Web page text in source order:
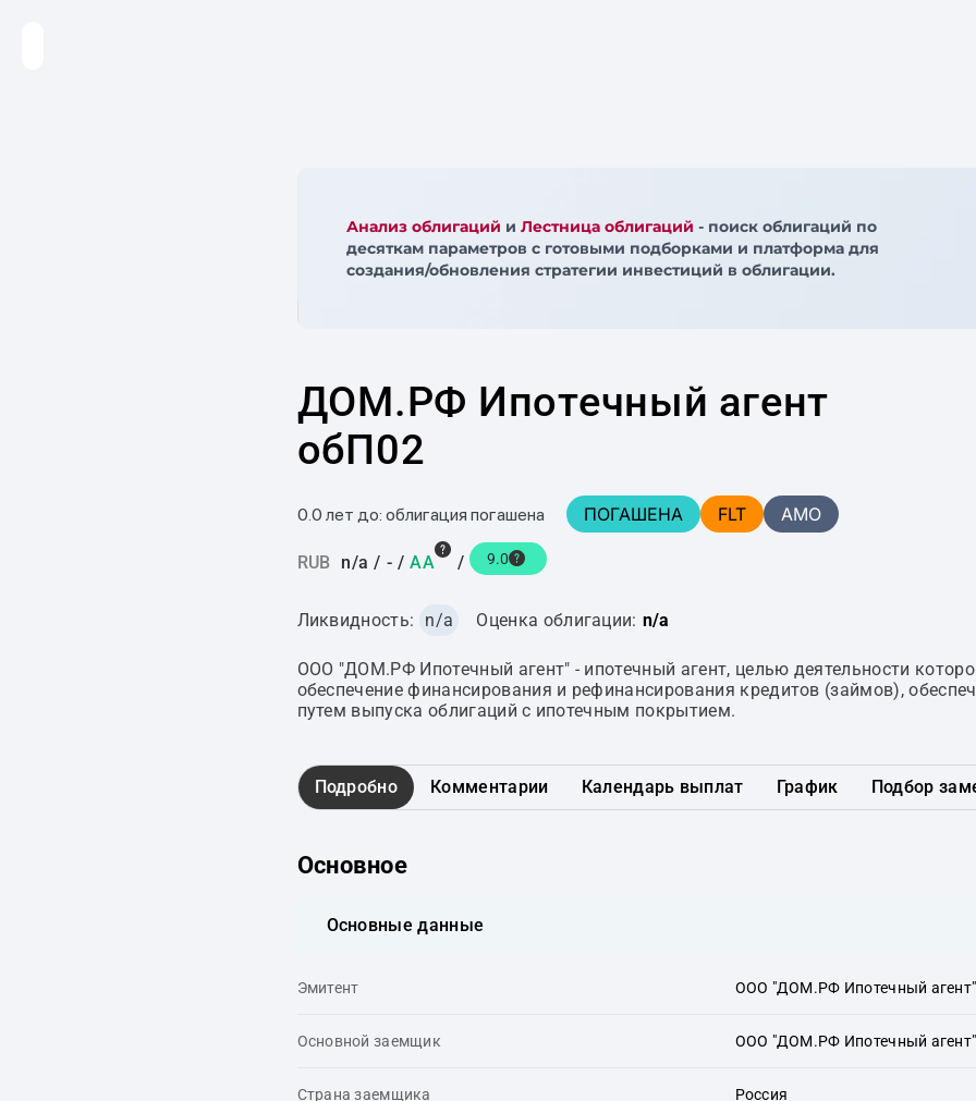
Анализ облигаций и Лестница облигаций - поиск облигаций по
десяткам параметров с готовыми подборками и платформа для
создания/обновления стратегии инвестиций в облигации.
ДОМ.РФ Ипотечный агент
обП02
0.0 лет до: облигация погашена ПОГАШЕНА FLT AMO
RUB n/a / - / AA / 9.0
Ликвидность: n/a Оценка облигации: n/a
ООО "ДОМ.РФ Ипотечный агент" - ипотечный агент, целью деятельности
обеспечение финансирования и рефинансирования кредитов (займов),
путем выпуска облигаций с ипотечным покрытием.
Подробно Комментарии Календарь выплат График Подбор
Основное
Основные данные
Эмитент ООО "ДОМ.РФ Ипотечный агент"
Основной заемщик ООО "ДОМ.РФ Ипотечный агент"
Страна заемщика Россия